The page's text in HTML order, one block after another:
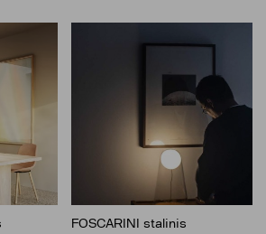
FOSCARINI stalinis